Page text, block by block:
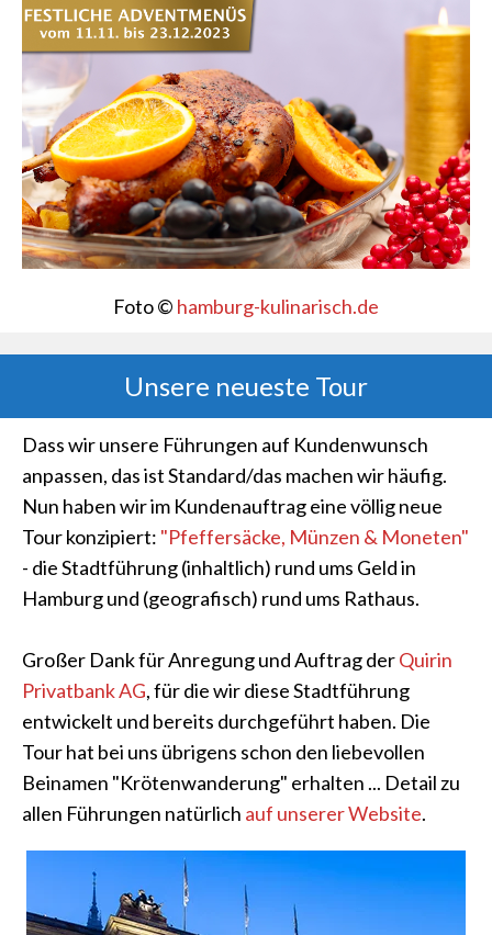
Foto © hamburg-kulinarisch.de
Unsere neueste Tour
Dass wir unsere Führungen auf Kundenwunsch
anpassen, das ist Standard/das machen wir häufig.
Nun haben wir im Kundenauftrag eine völlig neue
Tour konzipiert: "Pfeffersäcke, Münzen & Moneten"
- die Stadtführung (inhaltlich) rund ums Geld in
Hamburg und (geografisch) rund ums Rathaus.
Großer Dank für Anregung und Auftrag derQuirin
Privatbank AG, für die wir diese Stadtführung
entwickelt und bereits durchgeführt haben. Die
Tour hat bei uns übrigens schon den liebevollen
Beinamen "Krötenwanderung" erhalten ... Detail zu
allen Führungen natürlich auf unserer Website.